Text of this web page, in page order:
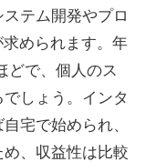
テム開発やプロ
められます。年
どで、個人のス
しょう。インタ
宅で始められ、
、収益性は比較